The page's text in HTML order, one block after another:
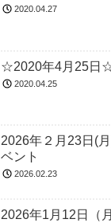
2020.04.27
☆2020年4月25
2020.04.25
2026年２月23日(
ベント
2026.02.23
2026年1月12日（